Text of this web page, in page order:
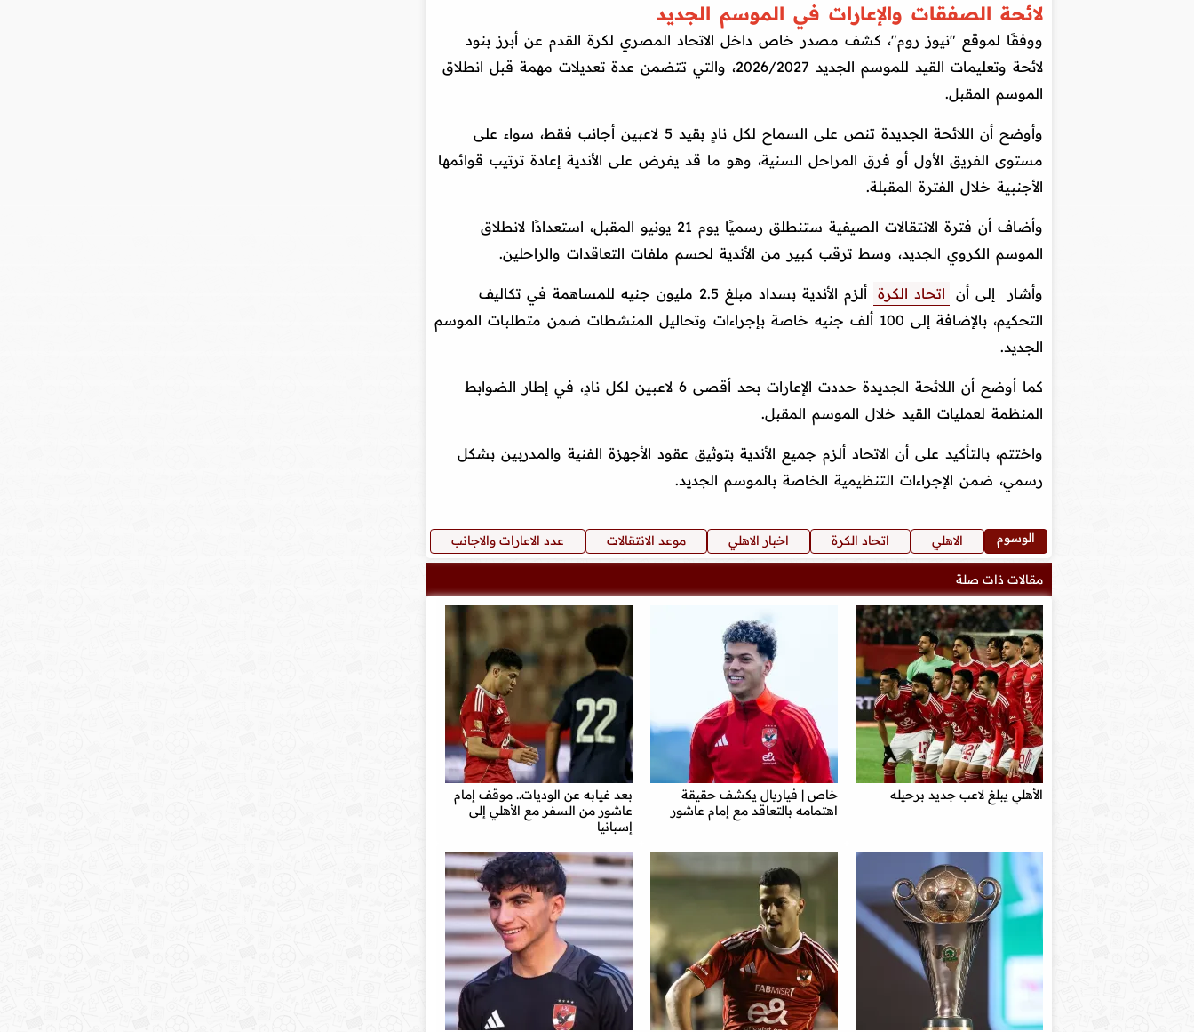
لائحة الصفقات والإعارات في الموسم الجديد
ووفقًا لموقع "نيوز روم"، كشف مصدر خاص داخل الاتحاد المصري لكرة القدم عن أبرز بنود
لائحة وتعليمات القيد للموسم الجديد 2026/2027، والتي تتضمن عدة تعديلات مهمة قبل انطلاق
الموسم المقبل.
وأوضح أن اللائحة الجديدة تنص على السماح لكل نادٍ بقيد 5 لاعبين أجانب فقط، سواء على
مستوى الفريق الأول أو فرق المراحل السنية، وهو ما قد يفرض على الأندية إعادة ترتيب قوائمها
الأجنبية خلال الفترة المقبلة.
وأضاف أن فترة الانتقالات الصيفية ستنطلق رسميًا يوم 21 يونيو المقبل، استعدادًا لانطلاق
الموسم الكروي الجديد، وسط ترقب كبير من الأندية لحسم ملفات التعاقدات والراحلين.
وأشار إلى أن اتحاد الكرة
ألزم الأندية بسداد مبلغ 2.5 مليون جنيه للمساهمة في تكاليف
التحكيم، بالإضافة إلى 100 ألف جنيه خاصة بإجراءات وتحاليل المنشطات ضمن متطلبات الموسم
الجديد.
كما أوضح أن اللائحة الجديدة حددت الإعارات بحد أقصى 6 لاعبين لكل نادٍ، في إطار الضوابط
المنظمة لعمليات القيد خلال الموسم المقبل.
واختتم، بالتأكيد على أن الاتحاد ألزم جميع الأندية بتوثيق عقود الأجهزة الفنية والمدربين بشكل
رسمي، ضمن الإجراءات التنظيمية الخاصة بالموسم الجديد.
الوسوم الاهلي اتحاد الكرة اخبار الاهلي موعد الانتقالات عدد الاعارات والاجانب
مقالات ذات صلة
الأهلي يبلغ لاعب جديد برحيله
خاص | فياريال يكشف حقيقة
اهتمامه بالتعاقد مع إمام عاشور
بعد غيابه عن الوديات.. موقف إمام
عاشور من السفر مع الأهلي إلى
إسبانيا